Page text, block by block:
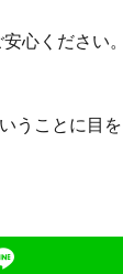
心ください。
うことに目を